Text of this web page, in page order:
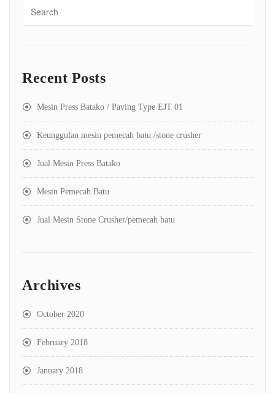
Recent Posts
Mesin Press Batako / Paving Type EJT 01
Keunggulan mesin pemecah batu /stone crusher
Jual Mesin Press Batako
Mesin Pemecah Batu
Jual Mesin Stone Crusher/pemecah batu
Archives
October 2020
February 2018
January 2018